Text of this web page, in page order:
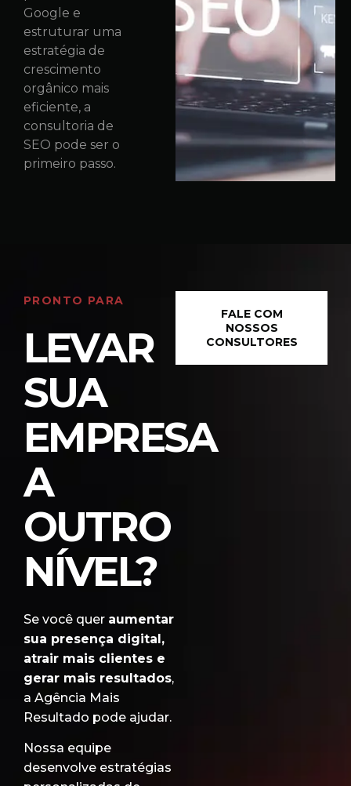
Google e
estruturar uma
estratégia de
crescimento
orgânico mais
eficiente, a
consultoria de
SEO pode ser o
primeiro passo.
PRONTO PARA
LEVAR
SUA
EMPRESA
A
OUTRO
NÍVEL?
Se você quer aumentar
sua presença digital,
atrair mais clientes e
gerar mais resultados,
a Agência Mais
Resultado pode ajudar.
Nossa equipe
desenvolve estratégias
FALE COM
NOSSOS
CONSULTORES